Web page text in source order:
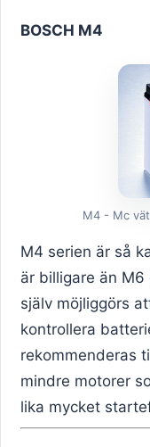
BOSCH M4
M4 - Mc
M4 serien är så
är billigare än
själv möjliggörs
kontrollera
rekommenderas
mindre motorer
lika mycket